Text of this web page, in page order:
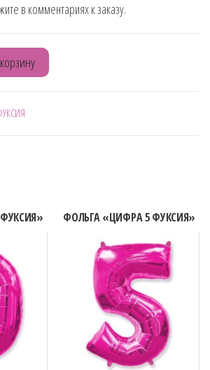
в комментариях к заказу.
ФОЛЬГА «ЦИФРА 5 ФУКСИЯ»